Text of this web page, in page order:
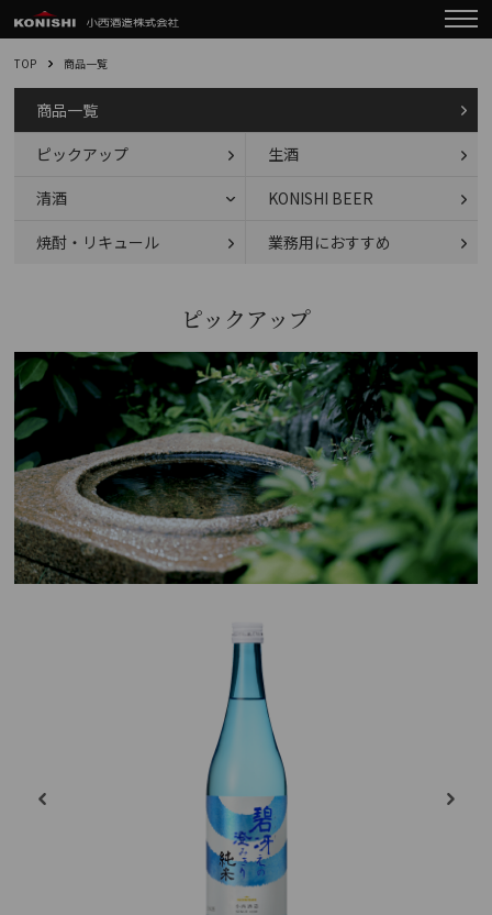
TOP 商品一覧
商品一覧
ピックアップ
生酒
清酒
KONISHI BEER
焼酎・リキュール
業務用におすすめ
ピックアップ